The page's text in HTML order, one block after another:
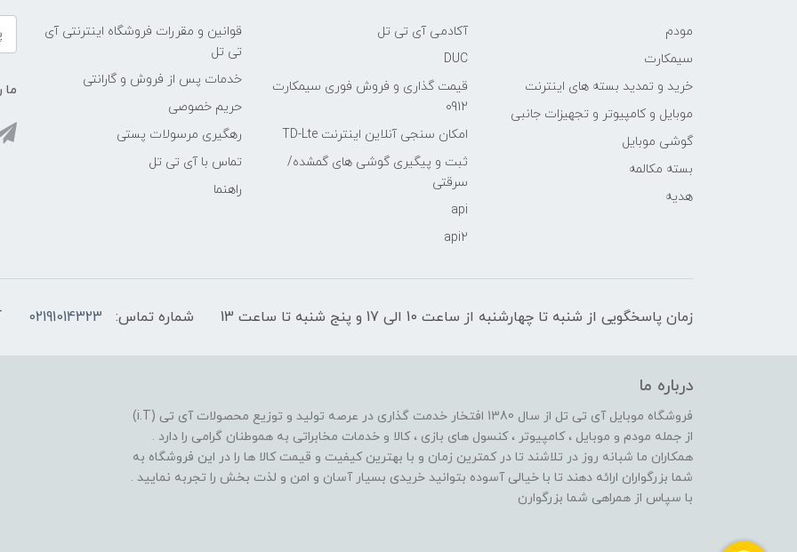
مودم
سیمکارت
خرید و تمدید بسته های اینترنت
موبایل و کامپیوتر و تجهیزات جانبی
گوشی موبایل
بسته مکالمه
هدیه
آکادمی آی تی تل
DUC
قیمت گذاری و فروش فوری سیمکارت
0912
امکان سنجی آنلاین اینترنت TD-Lte
ثبت و پیگیری گوشی های گمشده/
سرقتی
api
api2
قوانین و مقررات فروشگاه اینترنتی آی
تی تل
خدمات پس از فروش و گارانتی
حریم خصوصی
رهگیری مرسولات پستی
تماس با آی تی تل
راهنما
ما
زمان پاسخگویی از شنبه تا چهارشنبه از ساعت 10 الی 17 و پنج شنبه تا ساعت 13 شماره تماس: 02191014323
درباره ما
فروشگاه موبایل آی تی تل از سال 1380 افتخار خدمت گذاری در عرصه تولید و توزیع محصولات آی تی (i.T)
از جمله مودم و موبایل ، کامپیوتر ، کنسول های بازی ، کالا و خدمات مخابراتی به هموطنان گرامی را دارد .
همکاران ما شبانه روز در تلاشند تا در کمترین زمان و با بهترین کیفیت و قیمت کالا ها را در این فروشگاه به
شما بزرگواران ارائه دهند تا با خیالی آسوده بتوانید خریدی بسیار آسان و امن و لذت بخش را تجربه نمایید .
با سپاس از همراهی شما بزرگوارن